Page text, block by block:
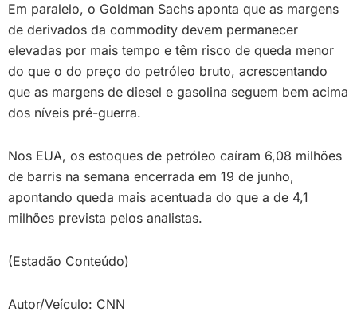
Em paralelo, o Goldman Sachs aponta que as margens
de derivados da commodity devem permanecer
elevadas por mais tempo e têm risco de queda menor
do que o do preço do petróleo bruto, acrescentando
que as margens de diesel e gasolina seguem bem acima
dos níveis pré-guerra.
Nos EUA, os estoques de petróleo caíram 6,08 milhões
de barris na semana encerrada em 19 de junho,
apontando queda mais acentuada do que a de 4,1
milhões prevista pelos analistas.
(Estadão Conteúdo)
Autor/Veículo: CNN